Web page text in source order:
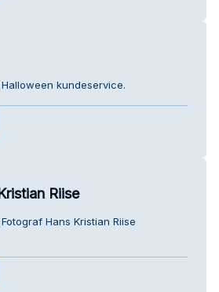
kundeservice.
Riise
Hans Kristian Riise